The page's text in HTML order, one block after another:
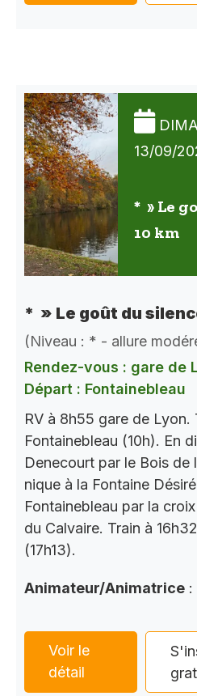
13/09/
* » Le
10 km
* » Le goût du
(Niveau : * - allure
Rendez-vous : gare de
Départ : Fontainebleau
RV à 8h55 gare de Lyon.
Fontainebleau (10h). En
Denecourt par le Bois de
nique à la Fontaine
Fontainebleau par la
du Calvaire. Train à
(17h13).
Animateur/Animatrice :
Voir le
détail